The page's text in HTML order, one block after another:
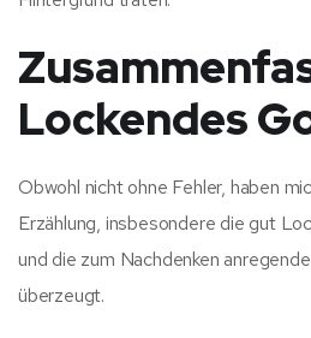
Lockendes
Obwohl nicht ohne Fehler, haben
Erzählung, insbesondere die gut
und die zum Nachdenken
überzeugt.